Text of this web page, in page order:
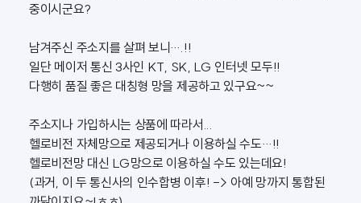
중이시군요?
남겨주신 주소지를 살펴 보니….!!
일단 메이저 통신 3사인 KT, SK, LG 인터넷 모두!!
다행히 품질 좋은 대칭형 망을 제공하고 있구요~~
주소지나 가입하시는 상품에 따라서...
헬로비전 자체망으로 제공되거나 이용하실 수도…!!
헬로비전망 대신 LG망으로 이용하실 수도 있는데요!
(과거, 이 두 통신사의 인수합병 이후! -> 아예 망까지 통합된